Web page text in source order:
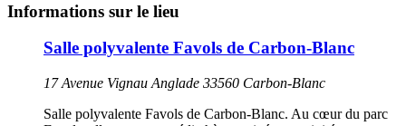
Informations sur le lieu
Salle polyvalente Favols de Carbon-Blanc
17 Avenue Vignau Anglade 33560 Carbon-Blanc
Salle polyvalente Favols de Carbon-Blanc. Au cœur du parc